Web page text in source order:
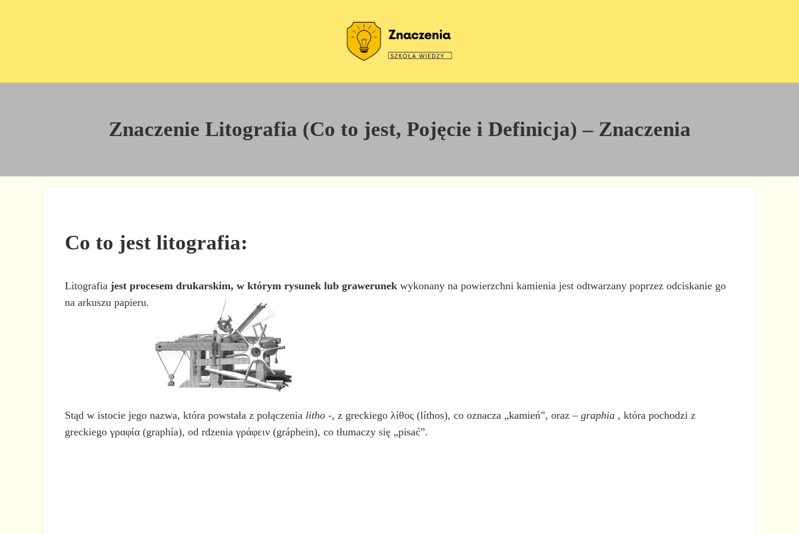
Znaczenie Litografia (Co to jest, Pojęcie i Definicja) – Znaczenia
Co to jest litografia:
Litografiajest procesem drukarskim, w którym rysunek lub grawerunek wykonany na powierzchni kamienia jest odtwarzany poprzez odciskanie go
na arkuszu papieru.
Stąd w istocie jego nazwa, która powstała z połączenia litho -, z greckiego λίθος (líthos), co oznacza „kamień”, oraz –graphia , która pochodzi z
greckiego γραφία (graphía), od rdzenia γράφειν (gráphein), co tłumaczy się „pisać”.